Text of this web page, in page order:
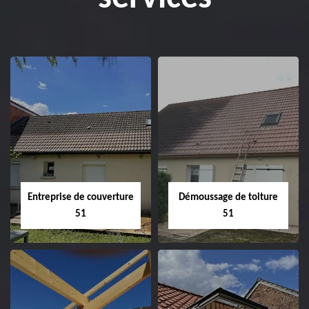
Entreprise de couverture
51
Démoussage de toiture
51